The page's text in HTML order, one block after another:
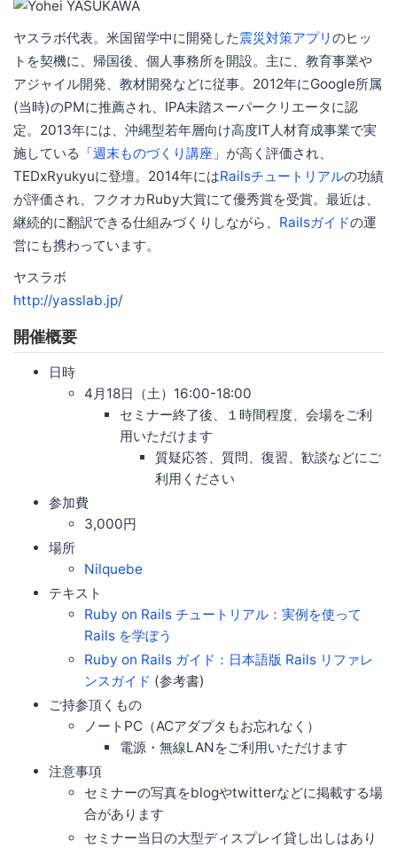
ヤスラボ代表。米国留学中に開発した震災対策アプリ のヒッ
トを契機に、帰国後、個人事務所を開設。主に、教育事業や
アジャイル開発、教材開発などに従事。2012年にGoogle所属
(当時)のPMに推薦され、IPA未踏スーパークリエータに認
定。2013年には、沖縄型若年層向け高度IT人材育成事業で実
施している「週末ものづくり講座 」が高く評価され、
TEDxRyukyuに登壇。2014年にはRailsチュートリアルの功績
が評価され、フクオカRuby大賞にて優秀賞を受賞。最近は、
継続的に翻訳できる仕組みづくりしながら、 Railsガイドの運
営にも携わっています。
ヤスラボ
http://yasslab.jp/
開催概要
日時
4月18日（土）16:00-18:00
セミナー終了後、１時間程度、会場をご利
用いただけます
質疑応答、質問、復習、歓談などにご
利用ください
参加費
3,000円
場所
Nilquebe
テキスト
Ruby on Rails チュートリアル：実例を使って
Rails を学ぼう
Ruby on Rails ガイド：日本語版 Rails リファレ
ンスガイド (参考書)
ご持参頂くもの
ノートPC（ACアダプタもお忘れなく）
電源・無線LANをご利用いただけます
注意事項
セミナーの写真をblogやtwitterなどに掲載する場
合があります
セミナー当日の大型ディスプレイ貸し出しはあり